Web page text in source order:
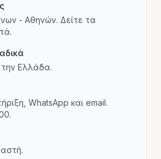
- Αθηνών. Δείτε τα
Ελλάδα.
WhatsApp και email.